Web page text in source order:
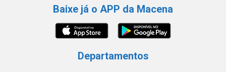
Baixe já o APP da Macena
Departamentos